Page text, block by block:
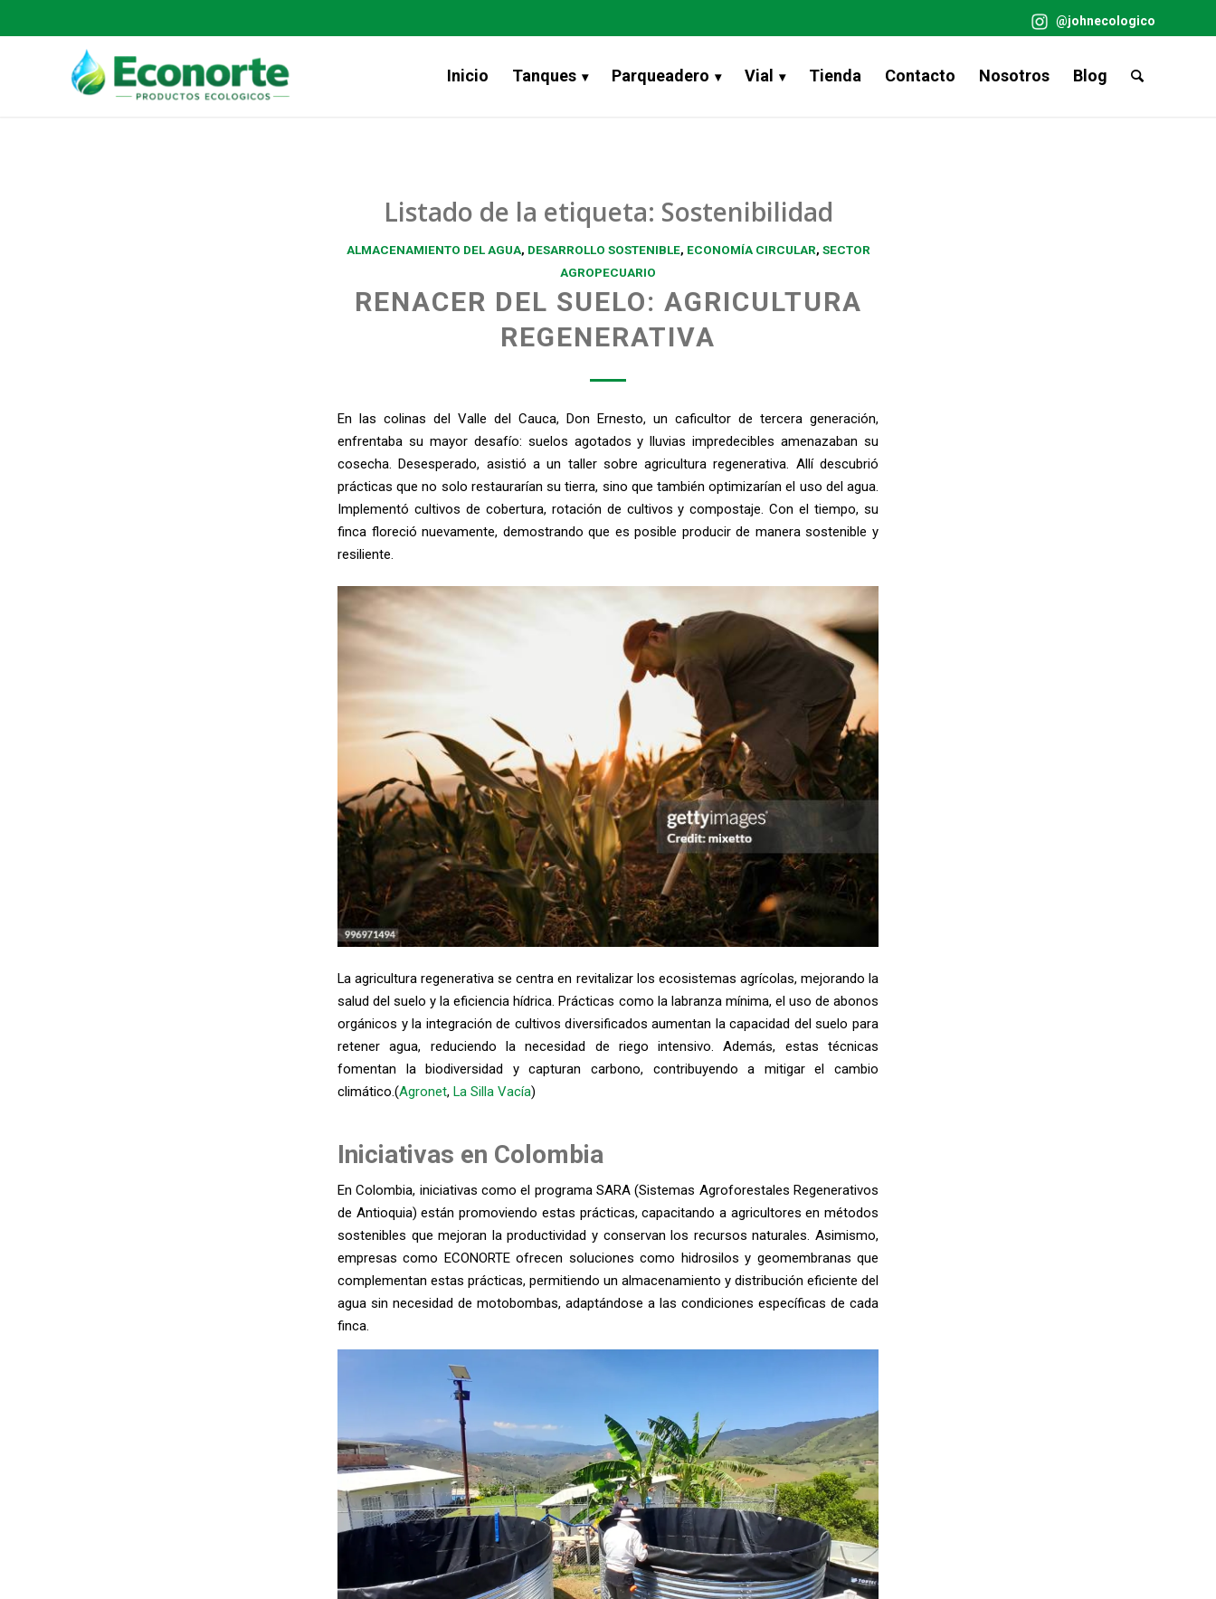
@johnecologico
Inicio Tanques Parqueadero Vial Tienda Contacto Nosotros Blog
Listado de la etiqueta: Sostenibilidad
ALMACENAMIENTO DEL AGUA, DESARROLLO SOSTENIBLE, ECONOMÍA CIRCULAR, SECTOR
AGROPECUARIO
RENACER DEL SUELO: AGRICULTURA
REGENERATIVA
En las colinas del Valle del Cauca, Don Ernesto, un caficultor de tercera generación,
enfrentaba su mayor desafío: suelos agotados y lluvias impredecibles amenazaban su
cosecha. Desesperado, asistió a un taller sobre agricultura regenerativa. Allí descubrió
prácticas que no solo restaurarían su tierra, sino que también optimizarían el uso del agua.
Implementó cultivos de cobertura, rotación de cultivos y compostaje. Con el tiempo, su
finca floreció nuevamente, demostrando que es posible producir de manera sostenible y
resiliente.
La agricultura regenerativa se centra en revitalizar los ecosistemas agrícolas, mejorando la
salud del suelo y la eficiencia hídrica. Prácticas como la labranza mínima, el uso de abonos
orgánicos y la integración de cultivos diversificados aumentan la capacidad del suelo para
retener agua, reduciendo la necesidad de riego intensivo. Además, estas técnicas
fomentan la biodiversidad y capturan carbono, contribuyendo a mitigar el cambio
climático.(Agronet, La Silla Vacía)
Iniciativas en Colombia
En Colombia, iniciativas como el programa SARA (Sistemas Agroforestales Regenerativos
de Antioquia) están promoviendo estas prácticas, capacitando a agricultores en métodos
sostenibles que mejoran la productividad y conservan los recursos naturales. Asimismo,
empresas como ECONORTE ofrecen soluciones como hidrosilos y geomembranas que
complementan estas prácticas, permitiendo un almacenamiento y distribución eficiente del
agua sin necesidad de motobombas, adaptándose a las condiciones específicas de cada
finca.